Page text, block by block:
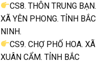
CS8. THÔN TRUNG BẠN.
XÃ YÊN PHONG. TỈNH BẮC
NINH.
CS9. CHỢ PHỐ HOA. XÃ
XUÂN CẨM. TỈNH BẮC